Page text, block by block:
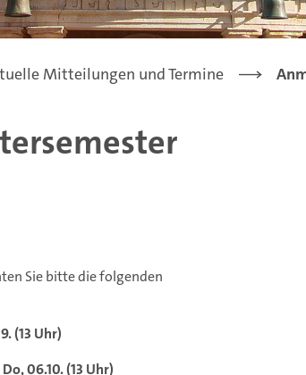
Mitteilungen und Termine
Sie bitte die folgenden
(13 Uhr)
06.10. (13 Uhr)